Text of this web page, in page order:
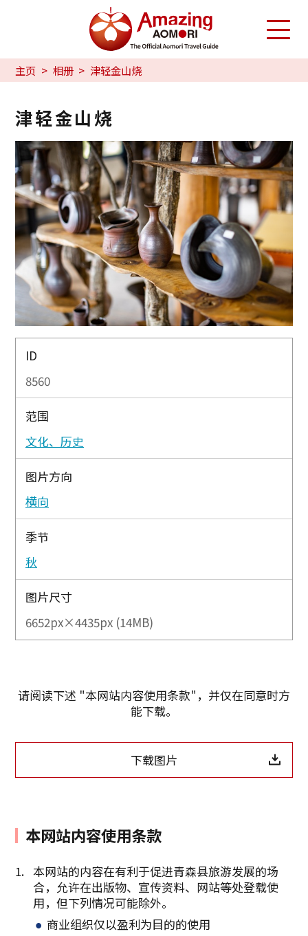
主页 相册 津轻金山烧
津轻金山烧
ID
8560
范围
文化、历史
图片方向
横向
季节
秋
图片尺寸
6652px×4435px (14MB)
请阅读下述 "本网站内容使用条款"，并仅在同意时方
能下载。
下载图片
本网站内容使用条款
本网站的内容在有利于促进青森县旅游发展的场
合，允许在出版物、宣传资料、网站等处登载使
用，但下列情况可能除外。
商业组织仅以盈利为目的的使用
复制链接